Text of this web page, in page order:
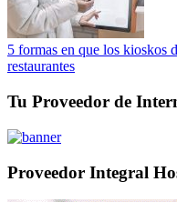
5 formas en que los kioskos
restaurantes
Tu Proveedor de
Proveedor Integral